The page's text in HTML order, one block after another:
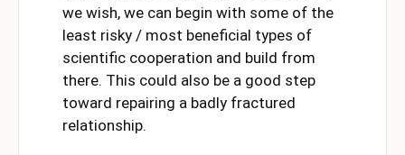
we wish, we can begin with some of the
least risky / most beneficial types of
scientific cooperation and build from
there. This could also be a good step
toward repairing a badly fractured
relationship.